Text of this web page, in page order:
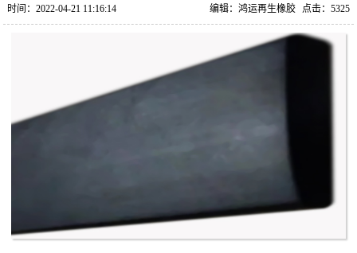
时间：2022-04-21 11:16:14 点击：5325
编辑：鸿运再生橡胶